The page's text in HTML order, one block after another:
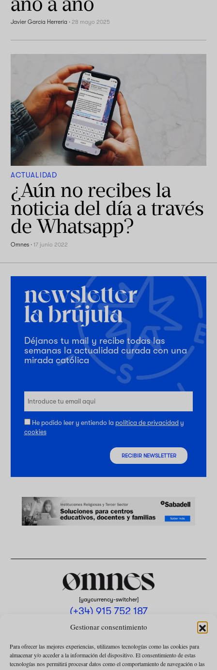
Gestionar consentimiento
Para ofrecer las mejores experiencias, utilizamos tecnologías como las cookies para
almacenar y/o acceder a la información del dispositivo. El consentimiento de estas
tecnologías nos permitirá procesar datos como el comportamiento de navegación o las
Javier García Herrería ·28 mayo 2025
ACTUALIDAD
¿Aún no recibes la
noticia del día a través
de Whatsapp?
Omnes ·17 junio 2022
Déjanos tu mail y recibe todas las
semanas la actualidad curada con una
mirada católica
He podido leer y entiendo la política de privacidad y
cookies
RECIBIR NEWSLETTER
[yaycurrency-switcher]
(+34) 915 752 187
omnes@omnesmag.com